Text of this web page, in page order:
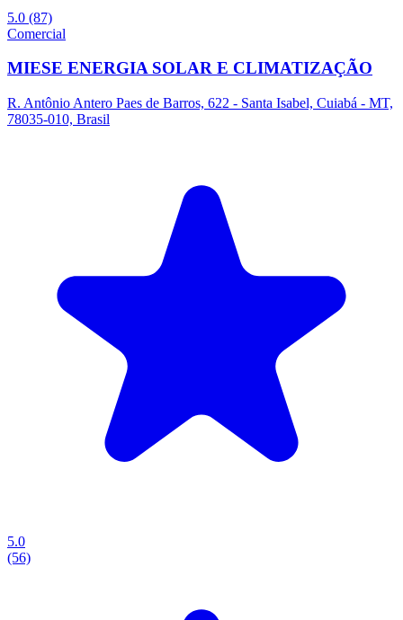
5.0 (87)
Comercial
MIESE ENERGIA SOLAR E CLIMATIZAÇÃO
R. Antônio Antero Paes de Barros, 622 - Santa Isabel, Cuiabá - MT,
78035-010, Brasil
5.0
(56)